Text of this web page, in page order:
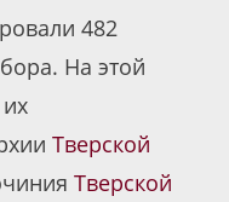
482
На этой
Тверской
Тверской